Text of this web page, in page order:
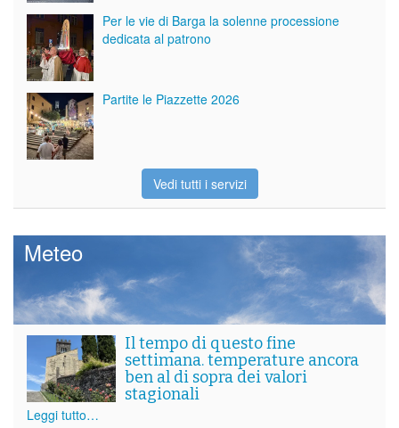
Per le vie di Barga la solenne processione
dedicata al patrono
Partite le Piazzette 2026
Vedi tutti i servizi
Meteo
Il tempo di questo fine
settimana. temperature ancora
ben al di sopra dei valori
stagionali
Leggi tutto…